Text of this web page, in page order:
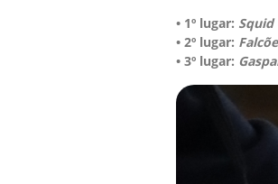
• 1º lugar: Squid
• 2º lugar:
• 3º lugar: